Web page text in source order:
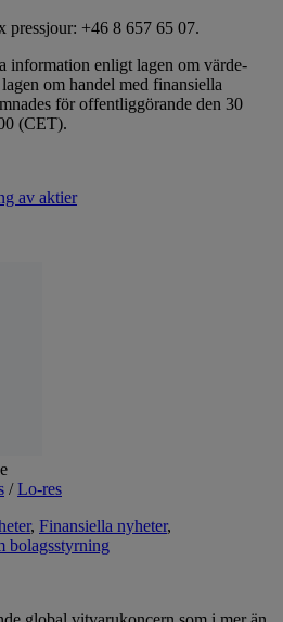
pressjour: +46 8 657 65 07.
information enligt lagen om värde­
om handel med finansiella
för offentliggörande den 30
(CET).
av aktier
/Lo-res
, Finansiella nyheter,
bolagsstyrning